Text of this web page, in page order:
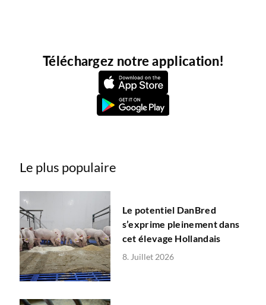
Téléchargez notre application!
Le plus populaire
Le potentiel DanBred
s’exprime pleinement dans
cet élevage Hollandais
8. Juillet 2026